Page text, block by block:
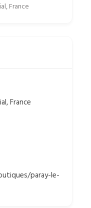
France
France
paray-le-